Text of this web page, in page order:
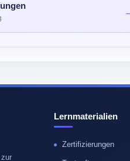
Lernmaterialien
Zertifizierungen